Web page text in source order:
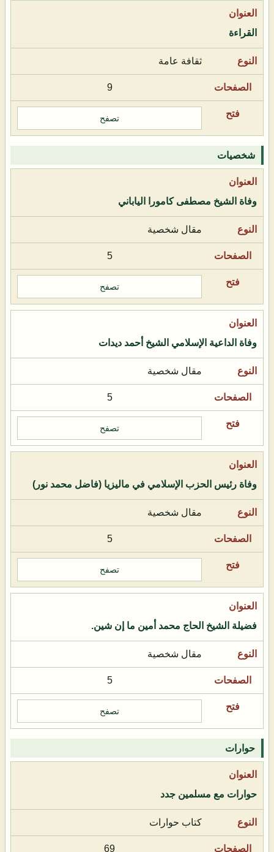
القراءة
ثقافة عامة
9
تصفح
شخصيات
وفاة الشيخ مصطفى كامورا الياباني
مقال شخصية
5
تصفح
وفاة الداعية الإسلامي الشيخ أحمد ديدات
مقال شخصية
5
تصفح
وفاة رئيس الحزب الإسلامي في ماليزيا (فاضل محمد نور)
مقال شخصية
5
تصفح
فضيلة الشيخ الحاج محمد أمين ما إن شين.
مقال شخصية
5
تصفح
حوارات
حوارات مع مسلمين جدد
كتاب حوارات
69